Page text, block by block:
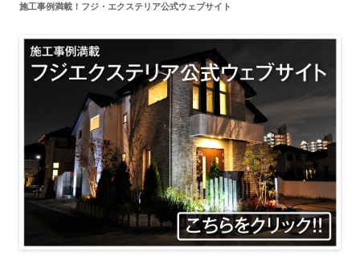
施工事例満載！フジ・エクステリア公式ウェブサイト